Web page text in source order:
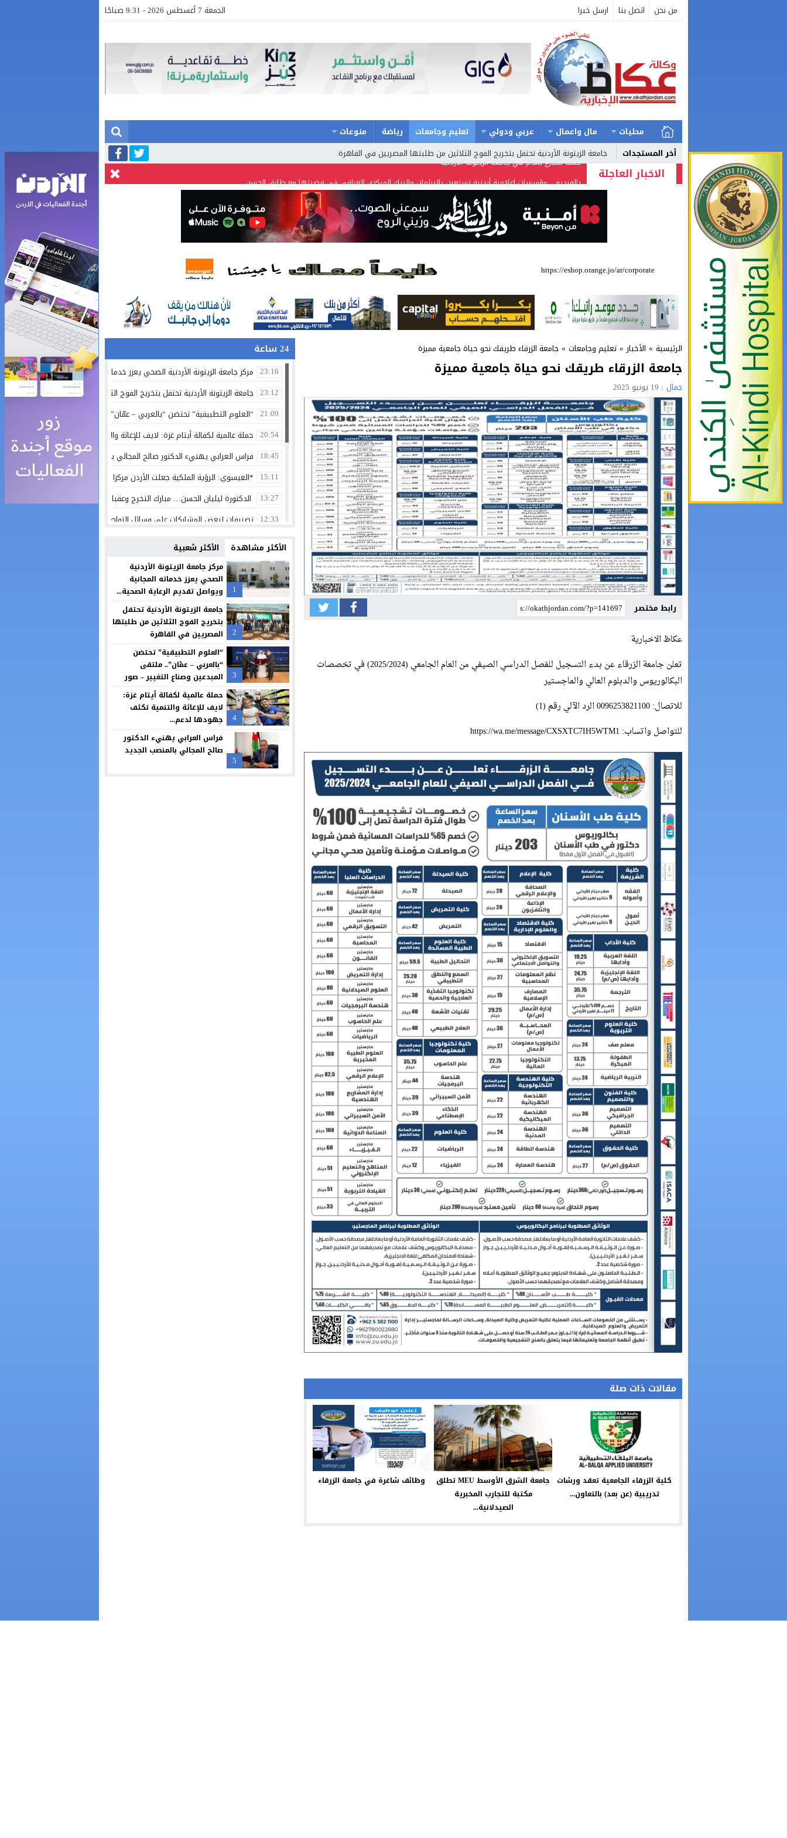
من نحن اتصل بنا ارسل خبرا الجمعة 7 أغسطس 2026 - 9:31 صباحًا
محليات مال واعمال عربي ودولي تعليم وجامعات رياضة
منوعات
أخر المستجدات
جامعة الزيتونة الأردنية تحتفل بتخريج الفوج الثلاثين من طلبتها المصريين في القاهرة
الاخبار العاجلة
بالفيديو .. مؤسسات اعلامية أردنية تستعين بالبرلمان والبنك المركزي العراقي في قضيتها مع طارق الحسن
بالفيديو .. إرادة القائد ثم التعليم ثم الصناعة والزراعة قذفت ببنجلاديش خلال عشرين عاما من دخل الفرد ٤٠٠$ سنويا الى ٦٠٠٠ $ ، فهل نستطيع
؟؟؟؟؟
شركة تسابيح للسياحة والسفر تسير اول رحلة لحجاج بيت الله الحرام عبر مطار الملكة علياء الدولي – صور
وزيرة الثقافة تفتتح حفل توزيع جوائز الأولمبياد العلمي لـ جمعية المواهب العلمية الثقافية الأردنية
حملة للتبرع بالدم في جامعة الزيتونة الأردنيةhttps://eshop.orange.jo/ar/corporate
الرئيسية » الأخبار » تعليم وجامعات » جامعة الزرقاء طريقك نحو حياة جامعية مميزة
جامعة الزرقاء طريقك نحو حياة جامعية مميزة
جمال 19 يونيو 2025
رابط مختصر
عكاظ الاخبارية
تعلن جامعة الزرقاء عن بدء التسجيل للفصل الدراسي الصيفي من العام الجامعي (2025/2024) في تخصصات
البكالوريوس والدبلوم العالي والماجستير
للاتصال: 0096253821100 الرد الآلي رقم (1)
للتواصل واتساب: https://wa.me/message/CXSXTC7IH5WTM1
مقالات ذات صلة
كلية الزرقاء الجامعية تعقد ورشات
تدريبية (عن بعد) بالتعاون...
جامعة الشرق الأوسط MEU تطلق
مكتبة للتجارب المخبرية
الصيدلانية...
وظائف شاغرة في جامعة الزرقاء
24 ساعة
23:16 مركز جامعة الزيتونة الأردنية الصحي يعزز خدماته المجانية ويواصل تقديم
23:12 جامعة الزيتونة الأردنية تحتفل بتخريج الفوج الثلاثين من طلبتها المصريين في
21:09 “العلوم التطبيقية” تحتضن “بالعربي – عمّان”.. ملتقى المبدعين وصناع التغيير
20:54 حملة عالمية لكفالة أيتام غزة: لايف للإغاثة والتنمية تكثف جهودها لدعم
18:45 فراس العرابي يهنيء الدكتور صالح المجالي بالمنصب الجديد
15:11 *العيسوي: الرؤية الملكية جعلت الأردن مركزا واعدا للاستثمار ونموذجا في
13:27 الدكتورة ليليان الحسن… مبارك التخرج وعقبال أعلى المراتب
12:33 تصنيفات لبعض المشاركات على وسائل التواصل الاجتماعي
الثقة واليقين بعد الثبات أولا
12:26 بنك الأردن يطلق حملة القرض الشخصي لعام 2026 مع استرداد نقدي
12:24 شراكة بين “طلبات الأردن” ومؤسسة تضامن لتسهيل التبرعات وتعزيز العمل
12:21 سامسونج تعيد تصميم الشاشة بما يتوافق مع الطريقة التي نشاهد بها المحتوى
12:18 البنك الأردني الكويتي يوقع اتفاقية تعاون مع الشركة الأردنية لضمان
12:13 مجابهة الاحتيال الإلكتروني مسؤولية مشتركة
12:10 بنك صفوة الإسلامي يجدد شراكته مع تكية أم علي ويواصل دعمه لبرامجها
الأكثر مشاهدة الأكثر شعبية
1
مركز جامعة الزيتونة الأردنية
الصحي يعزز خدماته المجانية
ويواصل تقديم الرعاية الصحية...
2
جامعة الزيتونة الأردنية تحتفل
بتخريج الفوج الثلاثين من طلبتها
المصريين في القاهرة
3
“العلوم التطبيقية” تحتضن
“بالعربي – عمّان”.. ملتقى
المبدعين وصناع التغيير – صور
4
حملة عالمية لكفالة أيتام غزة:
لايف للإغاثة والتنمية تكثف
جهودها لدعم...
5
فراس العرابي يهنيء الدكتور
صالح المجالي بالمنصب الجديد